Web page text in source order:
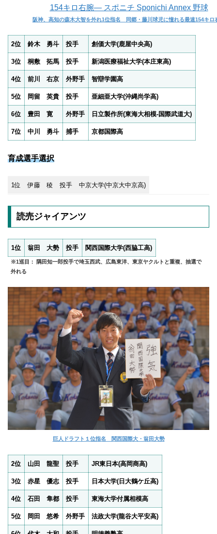
阪神、高知の森木大智を外れ1位指名 同郷・藤川球児に憧れる最速154キロ
2位 鈴木 勇斗 投手 創価大学(鹿屋中央高)
3位 桐敷 拓馬 投手 新潟医療福祉大学(本庄東高)
4位 前川 右京 外野手 智辯学園高
5位 岡留 英貴 投手 亜細亜大学(沖縄尚学高)
6位 豊田 寛 外野手 日立製作所(東海大相模-国際武道大)
7位 中川 勇斗 捕手 京都国際高
育成選手選択
1位 伊藤 稜 投手 中京大学(中京大中京高)
読売ジャイアンツ
1位 翁田 大勢 投手 関西国際大学(西脇工高)
※1巡目： 隅田知一郎投手で埼玉西武、広島東洋、東京ヤクルトと重複、抽選で
外れる
巨人ドラフト１位指名 関西国際大・翁田大勢
2位 山田 龍聖 投手 JR東日本(高岡商高)
3位 赤星 優志 投手 日本大学(日大鶴ケ丘高)
4位 石田 隼都 投手 東海大学付属相模高
5位 岡田 悠希 外野手 法政大学(龍谷大平安高)